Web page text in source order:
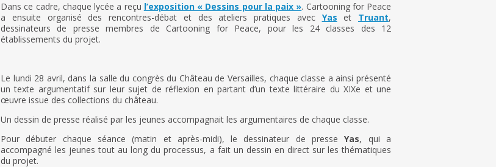
Dans ce cadre, chaque lycée a reçu l’exposition « Dessins pour la paix ». Cartooning for Peace
a ensuite organisé des rencontres-débat et des ateliers pratiques avec Yas et Truant,
dessinateurs de presse membres de Cartooning for Peace, pour les 24 classes des 12
établissements du projet.
Le lundi 28 avril, dans la salle du congrès du Château de Versailles, chaque classe a ainsi présenté
un texte argumentatif sur leur sujet de réflexion en partant d’un texte littéraire du XIXe et une
œuvre issue des collections du château.
Un dessin de presse réalisé par les jeunes accompagnait les argumentaires de chaque classe.
Pour débuter chaque séance (matin et après-midi), le dessinateur de presseYas, qui a
accompagné les jeunes tout au long du processus, a fait un dessin en direct sur les thématiques
du projet.